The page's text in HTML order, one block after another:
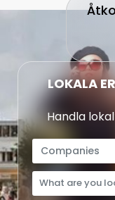
LOKALA
Handla